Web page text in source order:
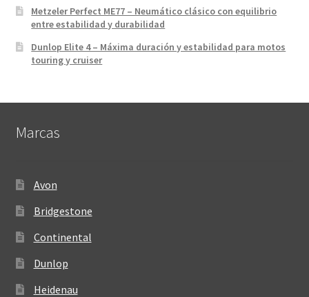
Metzeler Perfect ME77 – Neumático clásico con equilibrio
entre estabilidad y durabilidad
Dunlop Elite 4 – Máxima duración y estabilidad para motos
touring y cruiser
Marcas
Avon
Bridgestone
Continental
Dunlop
Heidenau